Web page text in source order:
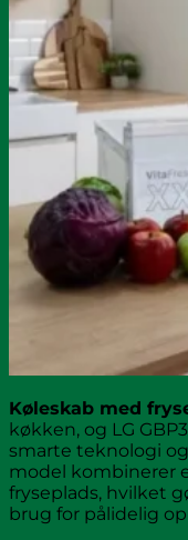
Køleskab med
køkken, og LG
smarte teknologi
model kombinerer
fryseplads, hvilket
brug for pålidelig